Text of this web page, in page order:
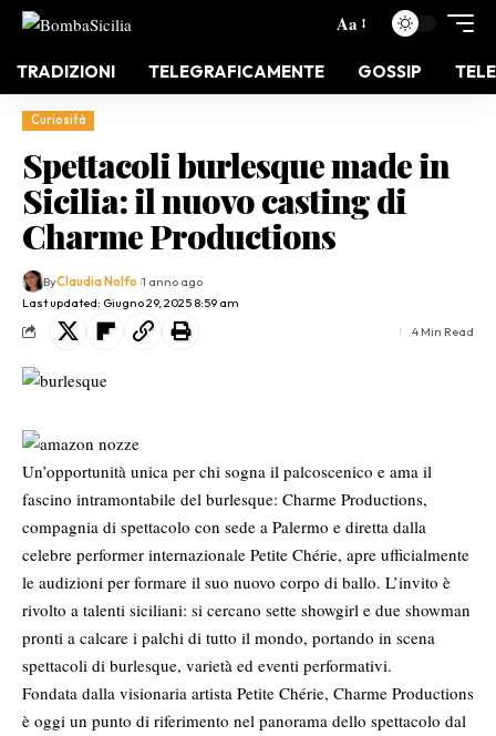
Aa
TRADIZIONI TELEGRAFICAMENTE GOSSIP
Curiosità
Spettacoli burlesque made in
Sicilia: il nuovo casting di
Charme Productions
Last updated: Giugno 29, 2025 8:59 am
ByClaudia Nolfo 1 anno ago
4 Min Read
Un’opportunità unica per chi sogna il palcoscenico e ama il
fascino intramontabile del burlesque: Charme Productions,
compagnia di spettacolo con sede a Palermo e diretta dalla
celebre performer internazionale Petite Chérie, apre ufficialmente
le audizioni per formare il suo nuovo corpo di ballo. L’invito è
rivolto a talenti siciliani: si cercano sette showgirl e due showman
pronti a calcare i palchi di tutto il mondo, portando in scena
spettacoli di burlesque, varietà ed eventi performativi.
Fondata dalla visionaria artista Petite Chérie, Charme Productions
è oggi un punto di riferimento nel panorama dello spettacolo dal